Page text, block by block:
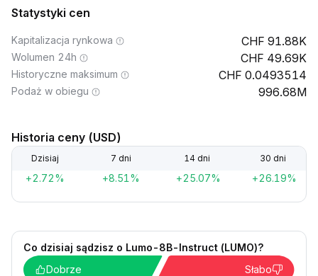
Statystyki cen
Kapitalizacja rynkowa 91.88K
Wolumen 24h 49.69K
Historyczne maksimum 0.0493514
Podaż w obiegu 996.68M
Historia ceny (USD)
Dzisiaj 7 dni 14 dni 30 dni
+2.72% +8.51% +25.07% +26.19%
Co dzisiaj sądzisz o Lumo-8B-Instruct (LUMO)?
Dobrze
Słabo